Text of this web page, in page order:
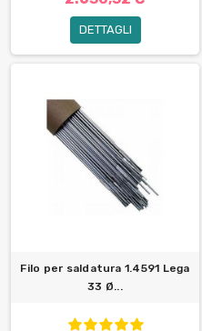
DETTAGLI
Filo per saldatura 1.4591 Lega
33 Ø...